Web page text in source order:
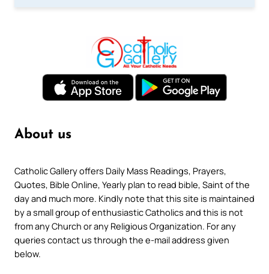
About us
Catholic Gallery offers Daily Mass Readings, Prayers,
Quotes, Bible Online, Yearly plan to read bible, Saint of the
day and much more. Kindly note that this site is maintained
by a small group of enthusiastic Catholics and this is not
from any Church or any Religious Organization. For any
queries contact us through the e-mail address given
below.